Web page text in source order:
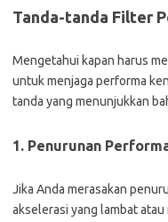
Tanda-tanda Filter
Mengetahui kapan harus
untuk menjaga performa
tanda yang menunjukkan
1. Penurunan
Jika Anda merasakan
akselerasi yang lambat